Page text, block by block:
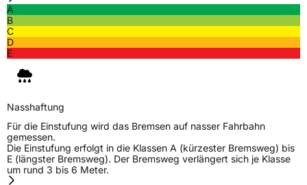
SchlauchtypTL
ZustandNeureifen
M+S
VerstärktXL
EU Label
EffizienzB
A
B
C
D
E
Nasshaftung
Für die Einstufung wird das Bremsen auf nasser Fahrbahn
gemessen.
Die Einstufung erfolgt in die Klassen A (kürzester Bremsweg) bis
E (längster Bremsweg). Der Bremsweg verlängert sich je Klasse
um rund 3 bis 6 Meter.